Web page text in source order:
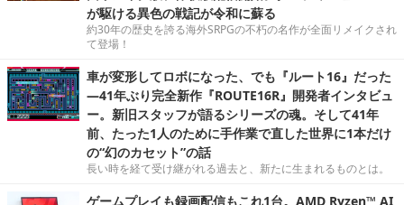
が駆ける異色の戦記が令和に蘇る
約30年の歴史を誇る海外SRPGの不朽の名作が全面リメイクされ
て登場！
車が変形してロボになった、でも『ルート16』だった
―41年ぶり完全新作『ROUTE16R』開発者インタビュ
ー。新旧スタッフが語るシリーズの魂。そして41年
前、たった1人のために手作業で直した世界に1本だけ
の“幻のカセット”の話
長い時を経て受け継がれる過去と、新たに生まれるものとは。
ゲームプレイも録画配信もこれ1台。AMD Ryzen™ AI